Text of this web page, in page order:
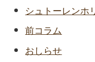
シュトーレンホ
前コラム
おしらせ